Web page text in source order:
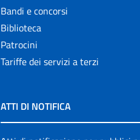
Bandi e concorsi
Biblioteca
Patrocini
Tariffe dei servizi a terzi
ATTI DI NOTIFICA